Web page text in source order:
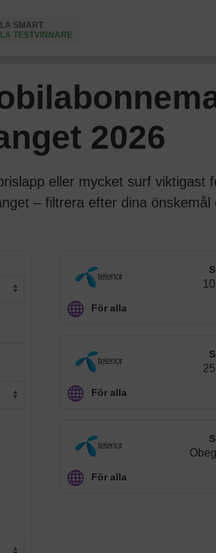
SMART
TESTVINNARE
2026
eller mycket surf
– filtrera efter dina önskemål
För alla
För alla
För alla